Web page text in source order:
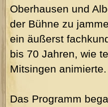
Oberhausen und
der Bühne zu
ein äußerst
bis 70 Jahren, wie
Mitsingen animierte.
Das Programm